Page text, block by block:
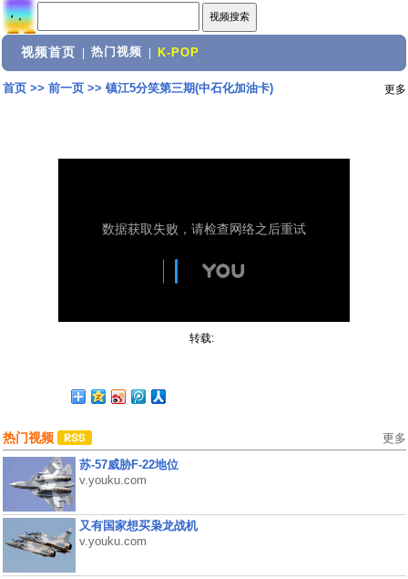
视频首页 热门视频 K-POP
首页>> 前一页>> 镇江5分笑第三期(中石化加油卡) 更多
转载:
热门视频 更多
苏-57威胁F-22地位
v.youku.com
又有国家想买枭龙战机
v.youku.com